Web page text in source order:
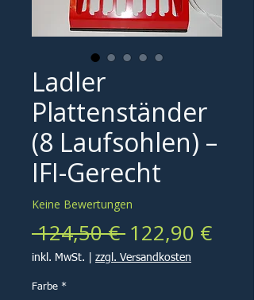
Ladler
Plattenständer
(8 Laufsohlen) –
IFI-Gerecht
Keine Bewertungen
124,50 € Standardpreis
122,90 €Sale-
inkl. MwSt. zzgl. Versandkosten
Farbe *